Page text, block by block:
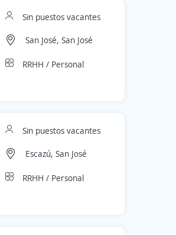
Sin puestos vacantes
San José, San José
RRHH / Personal
Sin puestos vacantes
Escazú, San José
RRHH / Personal